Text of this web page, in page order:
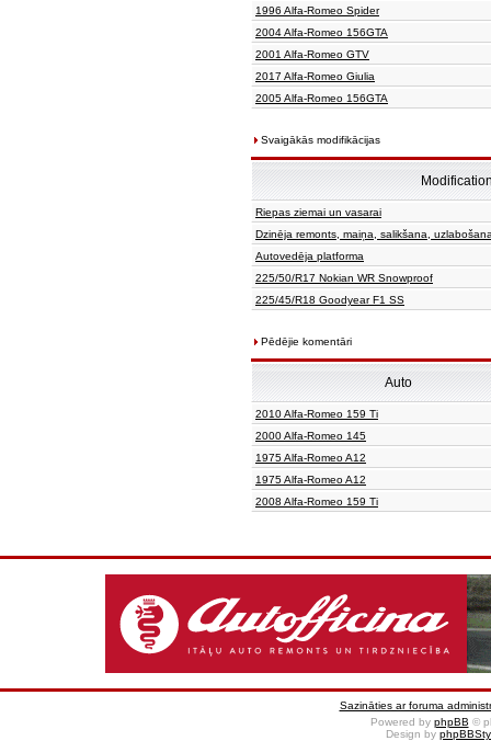
1996 Alfa-Romeo Spider
2004 Alfa-Romeo 156GTA
2001 Alfa-Romeo GTV
2017 Alfa-Romeo Giulia
2005 Alfa-Romeo 156GTA
Svaigākās modifikācijas
Riepas ziemai un vasarai
Dzinēja remonts, maiņa, salikšana,
Autovedēja platforma
225/50/R17 Nokian WR Snowproof
225/45/R18 Goodyear F1 SS
Pēdējie komentāri
Auto
2010 Alfa-Romeo 159 Ti
2000 Alfa-Romeo 145
1975 Alfa-Romeo A12
1975 Alfa-Romeo A12
2008 Alfa-Romeo 159 Ti
Sazināties ar foruma
Powered by phpBB ©
Design by